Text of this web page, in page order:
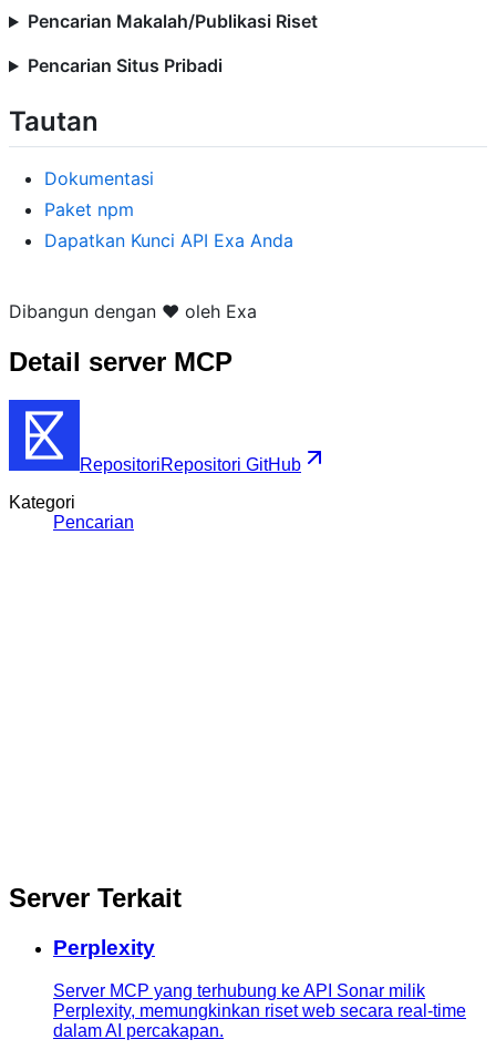
Pencarian Makalah/Publikasi Riset
Pencarian Situs Pribadi
Tautan
Dokumentasi
Paket npm
Dapatkan Kunci API Exa Anda
Dibangun dengan ❤️ oleh Exa
Detail server MCP
RepositoriRepositori GitHub
Kategori
Pencarian
Server Terkait
Perplexity
Server MCP yang terhubung ke API Sonar milik
Perplexity, memungkinkan riset web secara real-time
dalam AI percakapan.